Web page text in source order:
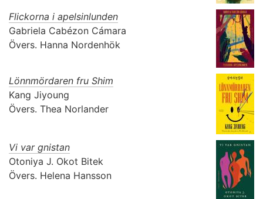
Flickorna i apelsinlunden
Gabriela Cabézon Cámara
Övers. Hanna Nordenhök
Lönnmördaren fru Shim
Kang Jiyoung
Övers. Thea Norlander
Vi var gnistan
Otoniya J. Okot Bitek
Övers. Helena Hansson